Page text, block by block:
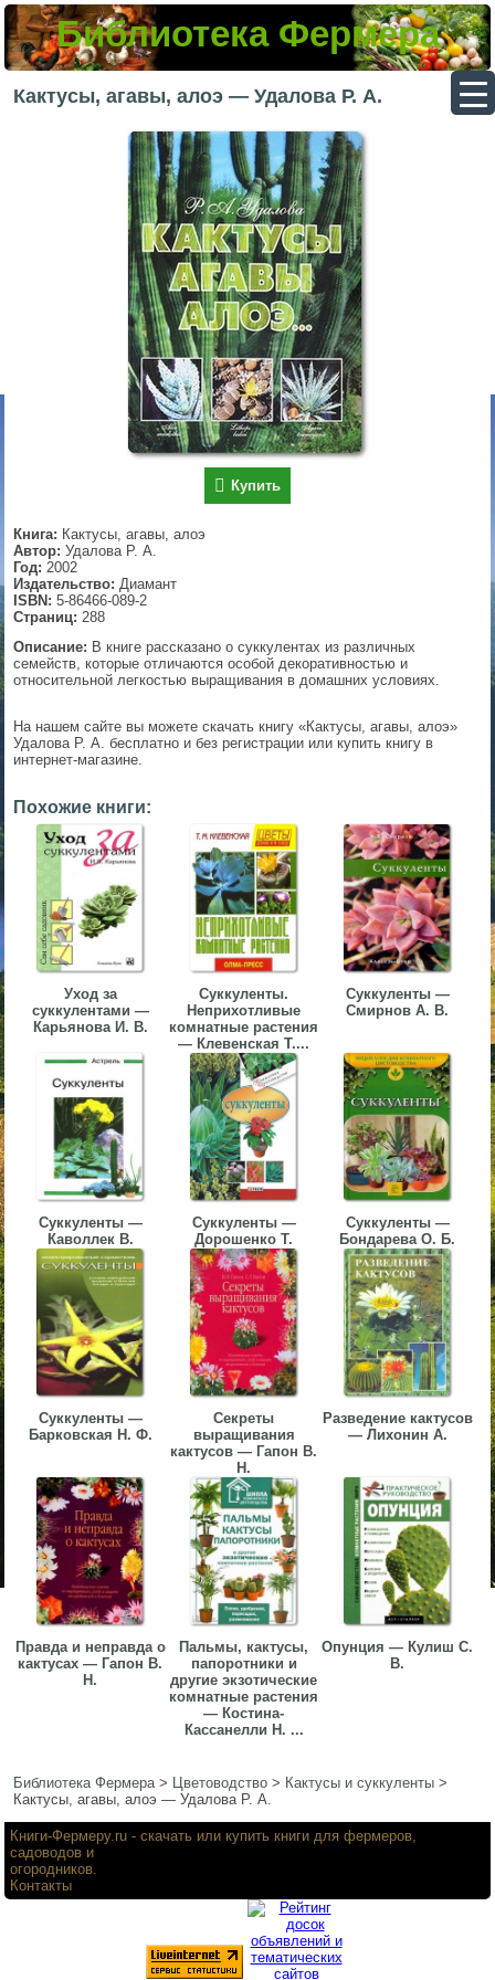
Библиотека Фермера
Кактусы, агавы, алоэ — Удалова Р. А.
Купить
Книга: Кактусы, агавы, алоэ
Автор: Удалова Р. А.
Год: 2002
Издательство: Диамант
ISBN: 5-86466-089-2
Страниц: 288
Описание: В книге рассказано о суккулентах из различных
семейств, которые отличаются особой декоративностью и
относительной легкостью выращивания в домашних условиях.
На нашем сайте вы можете скачать книгу «Кактусы, агавы, алоэ»
Удалова Р. А. бесплатно и без регистрации или купить книгу в
интернет-магазине.
Похожие книги:
Уход за
суккулентами —
Карьянова И. В.
Суккуленты.
Неприхотливые
комнатные растения
— Клевенская Т....
Суккуленты —
Смирнов А. В.
Суккуленты —
Каволлек В.
Суккуленты —
Дорошенко Т.
Суккуленты —
Бондарева О. Б.
Суккуленты —
Барковская Н. Ф.
Секреты
выращивания
кактусов — Гапон В.
Н.
Разведение кактусов
— Лихонин А.
Правда и неправда о
кактусах — Гапон В.
Н.
Пальмы, кактусы,
папоротники и
другие экзотические
комнатные растения
— Костина-
Кассанелли Н. ...
Опунция — Кулиш С.
В.
Библиотека Фермера> Цветоводство > Кактусы и суккуленты >
Кактусы, агавы, алоэ — Удалова Р. А.
▼
▼
▼
▼
▼
▼
Книги-Фермеру.ru - скачать или купить книги для фермеров,
садоводов и
огородников.
Контакты